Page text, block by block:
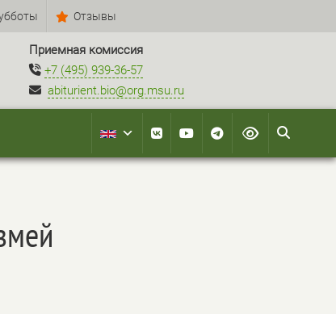
Отзывы
Приемная комиссия
+7 (495) 939-36-57
abiturient.bio@org.msu.ru